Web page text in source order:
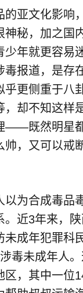
的亚文化影响
神秘，加之国
少年就更容易
毒报道，是存
乎更侧重于八
，却不知这样
——既然明星
帅，又可以戒
为合成毒品
。近3年来，
未成年犯罪科
毒未成年人
区，其中一位